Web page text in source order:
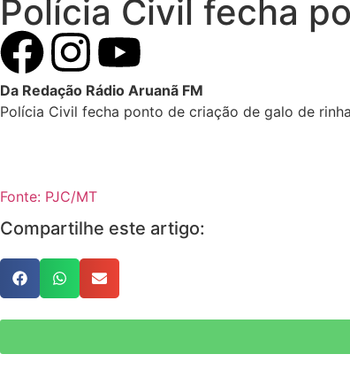
Polícia Civil fecha
Da Redação Rádio Aruanã FM
Polícia Civil fecha ponto de criação de galo de
Fonte: PJC/MT
Compartilhe este artigo: